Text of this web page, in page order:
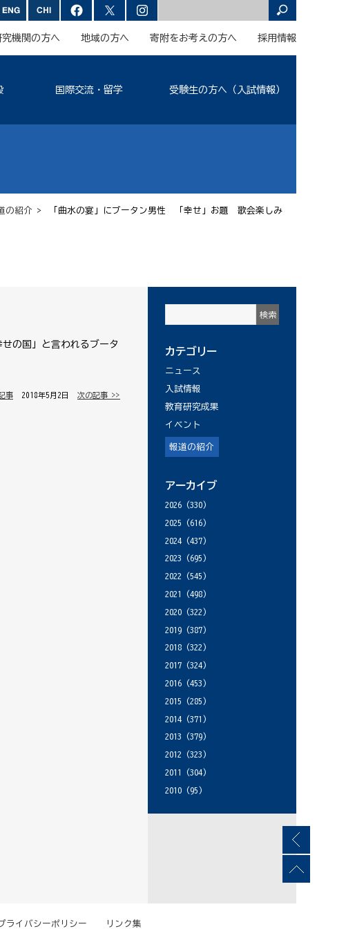
機関の方へ 地域の方へ 寄附をお考えの方へ 採用情報
国際交流・留学 受験生の方へ（入試情報）
の紹介 > 「曲水の宴」にブータン男性 「幸せ」お題 歌会楽しみ
の国」と言われるブータ
事 │ 2018年5月2日 │ 次の記事 >>
カテゴリー
ニュース
入試情報
教育研究成果
イベント
報道の紹介
アーカイブ
2026 (330)
2025 (616)
2024 (437)
2023 (695)
2022 (545)
2021
(498)
2020 (322)
2019 (387)
2018 (322)
2017 (324)
2016 (453)
2015 (285)
2014 (371)
2013 (379)
2012 (323)
2011
(304)
2010 (95)
ライバシーポリシー リンク集